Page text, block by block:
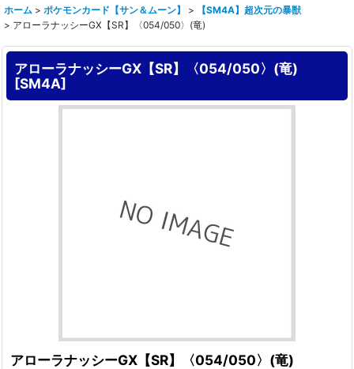
ホーム > ポケモンカード【サン＆ムーン】 >
【SM4A】超次元の暴獣
> アローラナッシーGX【SR】〈054/050〉(竜)
アローラナッシーGX【SR】〈054/050〉(竜)
[SM4A]
アローラナッシーGX【SR】〈054/050〉(竜)